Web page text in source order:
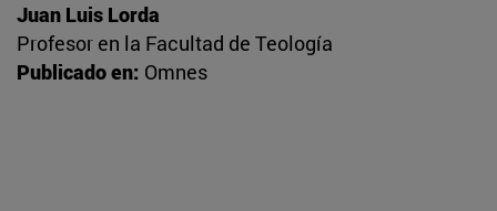
Juan Luis Lorda
Profesor en la Facultad de Teología
Publicado en: Omnes